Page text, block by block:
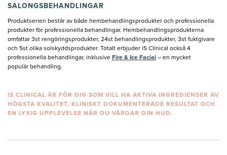
SALONGSBEHANDLINGAR
Produktserien består av både hembehandlingsprodukter och professionella
produkter för professionella behandlingar. Hembehandlingsprodukterna
omfattar 3st rengöringsprodukter, 24st behandlingsprodukter, 3st fuktgivare
och 5st olika solskyddsprodukter. Totalt erbjuder iS Clinical också 4
professionella behandlingar, inklusive Fire & Ice Facial – en mycket
populär behandling.
IS CLINICAL ÄR FÖR DIG SOM VILL HA AKTIVA INGREDIENSER AV
HÖGSTA KVALITET, KLINISKT DOKUMENTERADE RESULTAT OCH
EN LYXIG UPPLEVELSE NÄR DU VÅRDAR DIN HUD.